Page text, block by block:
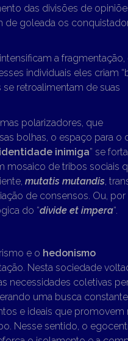
das divisões de
de goleada os
a fragmentação,
individuais eles criam
retroalimentam de suas
polarizadores, que
bolhas, o espaço para o
identidade inimiga” se
mosaico de tribos sociais
mutatis mutandis,
de consensos. Ou,
do “divide et impera“.
e o hedonismo
Nesta sociedade
necessidades coletivas
uma busca
e ideais que promovem
Nesse sentido, o